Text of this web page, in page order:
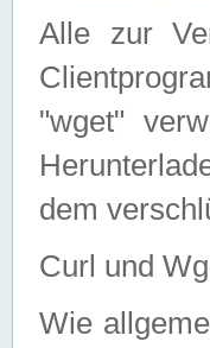
Alle zur
"wget"
dem
Curl und
Wie